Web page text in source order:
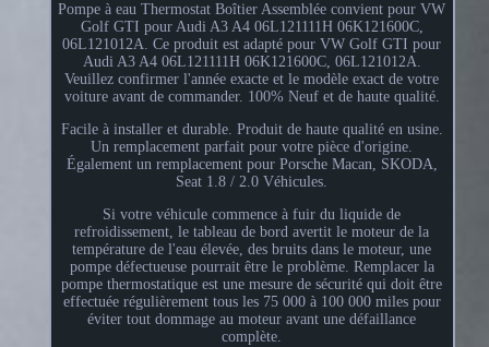
Pompe à eau Thermostat Boîtier Assemblée convient pour VW
Golf GTI pour Audi A3 A4 06L121111H 06K121600C,
06L121012A. Ce produit est adapté pour VW Golf GTI pour
Audi A3 A4 06L121111H 06K121600C, 06L121012A.
Veuillez confirmer l'année exacte et le modèle exact de votre
voiture avant de commander. 100% Neuf et de haute qualité.
Facile à installer et durable. Produit de haute qualité en usine.
Un remplacement parfait pour votre pièce d'origine.
Également un remplacement pour Porsche Macan, SKODA,
Seat 1.8 / 2.0 Véhicules.
Si votre véhicule commence à fuir du liquide de
refroidissement, le tableau de bord avertit le moteur de la
température de l'eau élevée, des bruits dans le moteur, une
pompe défectueuse pourrait être le problème. Remplacer la
pompe thermostatique est une mesure de sécurité qui doit être
effectuée régulièrement tous les 75 000 à 100 000 miles pour
éviter tout dommage au moteur avant une défaillance
complète.